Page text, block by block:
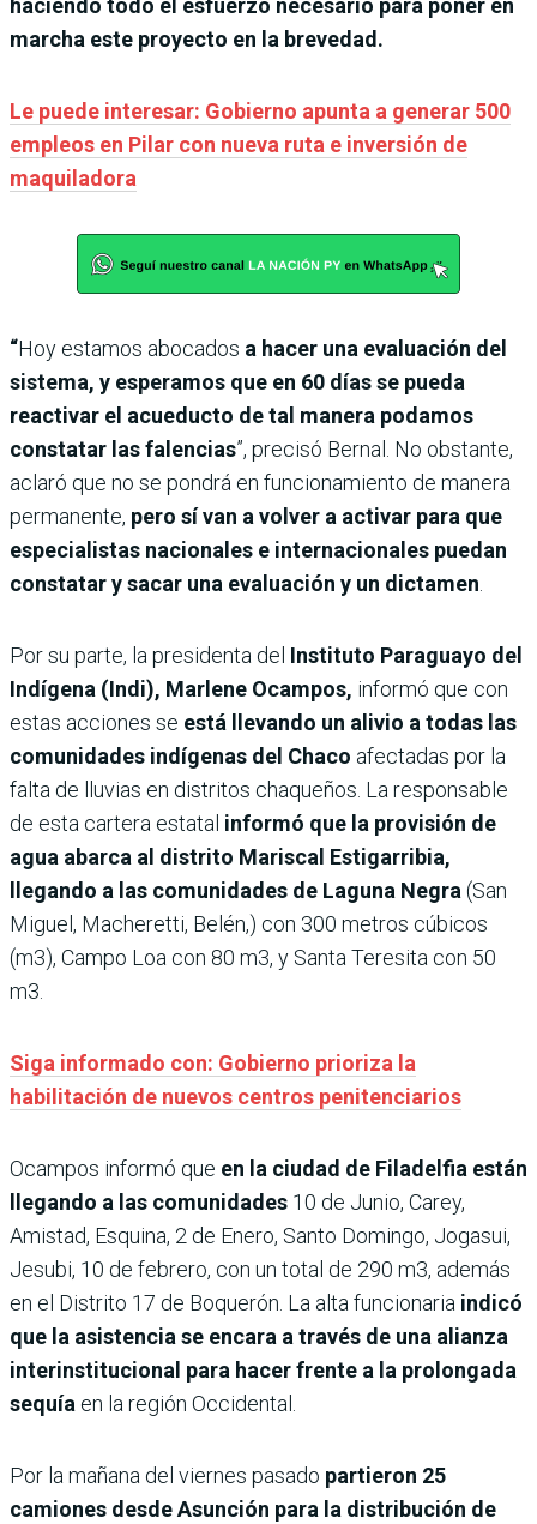
haciendo todo el esfuerzo necesario para poner en
marcha este proyecto en la brevedad.
Le puede interesar: Gobierno apunta a generar 500
empleos en Pilar con nueva ruta e inversión de
maquiladora
“Hoy estamos abocados a hacer una evaluación del
sistema, y esperamos que en 60 días se pueda
reactivar el acueducto de tal manera podamos
constatar las falencias”, precisó Bernal. No obstante,
aclaró que no se pondrá en funcionamiento de manera
permanente, pero sí van a volver a activar para que
especialistas nacionales e internacionales puedan
constatar y sacar una evaluación y un dictamen
Por su parte, la presidenta del Instituto Paraguayo del
Indígena (Indi), Marlene Ocampos, informó que con
estas acciones se está llevando un alivio a todas las
comunidades indígenas del Chaco afectadas por la
falta de lluvias en distritos chaqueños. La responsable
de esta cartera estatal informó que la provisión de
agua abarca al distrito Mariscal Estigarribia,
llegando a las comunidades de Laguna Negra (San
Miguel, Macheretti, Belén,) con 300 metros cúbicos
(m3), Campo Loa con 80 m3, y Santa Teresita con 50
m3.
Siga informado con: Gobierno prioriza la
habilitación de nuevos centros penitenciarios
Ocampos informó que en la ciudad de Filadelfia están
llegando a las comunidades 10 de Junio, Carey,
Amistad, Esquina, 2 de Enero, Santo Domingo, Jogasui,
Jesubi, 10 de febrero, con un total de 290 m3, además
en el Distrito 17 de Boquerón. La alta funcionaria indicó
que la asistencia se encara a través de una alianza
interinstitucional para hacer frente a la prolongada
sequía en la región Occidental.
Por la mañana del viernes pasado partieron 25
camiones desde Asunción para la distribución de